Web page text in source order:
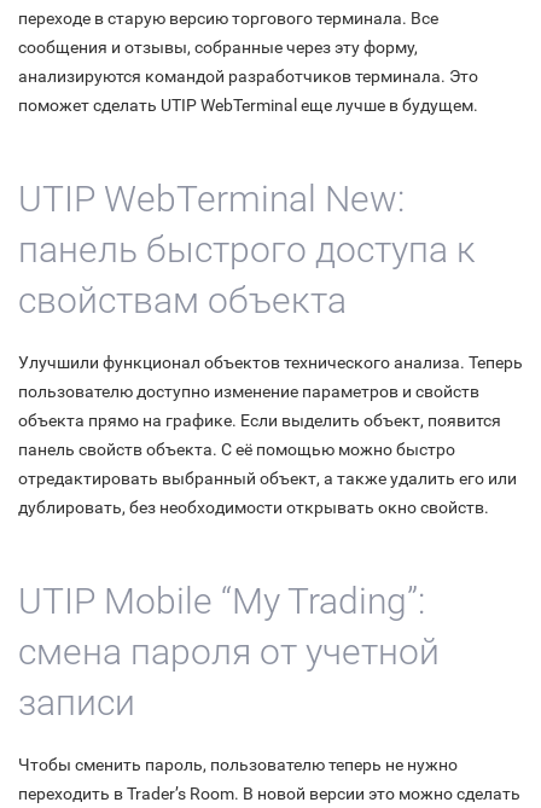
переходе в старую версию торгового терминала. Все
сообщения и отзывы, собранные через эту форму,
анализируются командой разработчиков терминала. Это
поможет сделать UTIP WebTerminal еще лучше в будущем.
UTIP WebTerminal New:
панель быстрого доступа к
свойствам объекта
Улучшили функционал объектов технического анализа. Теперь
пользователю доступно изменение параметров и свойств
объекта прямо на графике. Если выделить объект, появится
панель свойств объекта. С её помощью можно быстро
отредактировать выбранный объект, а также удалить его или
дублировать, без необходимости открывать окно свойств.
UTIP Mobile “My Trading”:
смена пароля от учетной
записи
Чтобы сменить пароль, пользователю теперь не нужно
переходить в Trader’s Room. В новой версии это можно сделать